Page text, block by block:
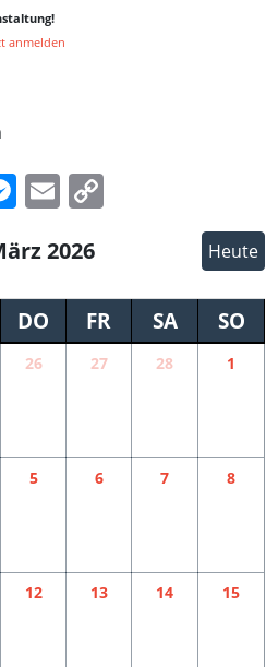
anmelden
Messenger
Email
2026 Heute
DO FR SA SO
26 27 28 1
5 6 7 8
12 13 14 15